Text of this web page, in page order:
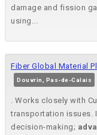
damage and fission
using...
Fiber Global Material
Douvrin, Pas-de-Calais
. Works closely with
transportation issues.
decision-making;